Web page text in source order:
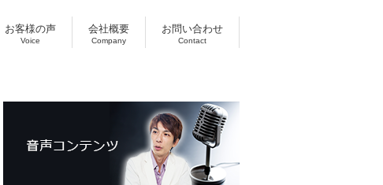
お客様の声
Voice
会社概要
Company
お問い合わせ
Contact